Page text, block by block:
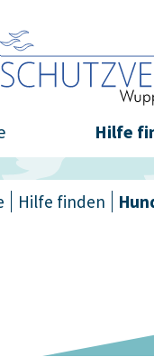
Hilfe
Hilfe finden